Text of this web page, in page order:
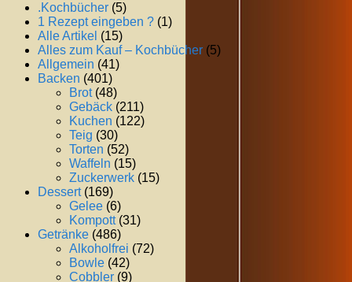
.Kochbücher (5)
1 Rezept eingeben ? (1)
Alle Artikel (15)
Alles zum Kauf – Kochbücher (5)
Allgemein (41)
Backen (401)
Brot(48)
Gebäck (211)
Kuchen (122)
Teig (30)
Torten (52)
Waffeln (15)
Zuckerwerk (15)
Dessert(169)
Gelee (6)
Kompott(31)
Getränke (486)
Alkoholfrei (72)
Bowle (42)
Cobbler (9)